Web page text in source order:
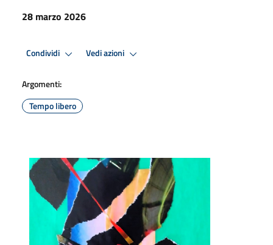
28 marzo 2026
Condividi Vedi azioni
Argomenti:
Tempo libero